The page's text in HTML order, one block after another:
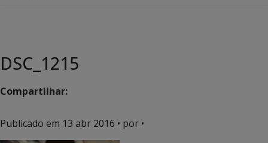
DSC_1215
Compartilhar:
Publicado em 13 abr 2016 • por •